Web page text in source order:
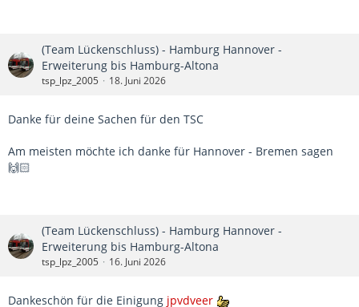
(Team Lückenschluss) - Hamburg Hannover -
Erweiterung bis Hamburg-Altona
tsp_lpz_2005 18. Juni 2026
Danke für deine Sachen für den TSC
Am meisten möchte ich danke für Hannover - Bremen sagen
🙌🏻
(Team Lückenschluss) - Hamburg Hannover -
Erweiterung bis Hamburg-Altona
tsp_lpz_2005 16. Juni 2026
Dankeschön für die Einigung jpvdveer